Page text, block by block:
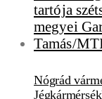
Nógrád